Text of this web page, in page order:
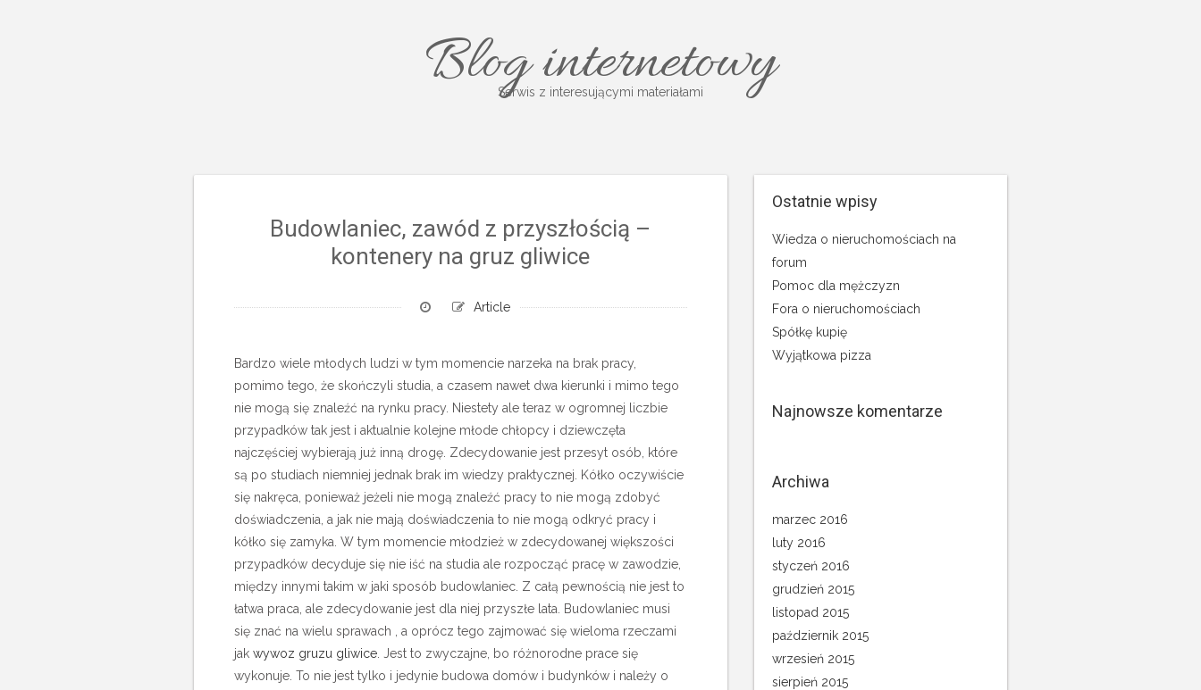
Blog internetowy
Serwis z interesującymi materiałami
Budowlaniec, zawód z przyszłością –
kontenery na gruz gliwice
Article
Bardzo wiele młodych ludzi w tym momencie narzeka na brak pracy,
pomimo tego, że skończyli studia, a czasem nawet dwa kierunki i mimo tego
nie mogą się znaleźć na rynku pracy. Niestety ale teraz w ogromnej liczbie
przypadków tak jest i aktualnie kolejne młode chłopcy i dziewczęta
najczęściej wybierają już inną drogę. Zdecydowanie jest przesyt osób, które
są po studiach niemniej jednak brak im wiedzy praktycznej. Kółko oczywiście
się nakręca, ponieważ jeżeli nie mogą znaleźć pracy to nie mogą zdobyć
doświadczenia, a jak nie mają doświadczenia to nie mogą odkryć pracy i
kółko się zamyka. W tym momencie młodzież w zdecydowanej większości
przypadków decyduje się nie iść na studia ale rozpocząć pracę w zawodzie,
między innymi takim w jaki sposób budowlaniec. Z całą pewnością nie jest to
łatwa praca, ale zdecydowanie jest dla niej przyszłe lata. Budowlaniec musi
się znać na wielu sprawach , a oprócz tego zajmować się wieloma rzeczami
jak wywoz gruzu gliwice . Jest to zwyczajne, bo różnorodne prace się
wykonuje. To nie jest tylko i jedynie budowa domów i budynków i należy o
Ostatnie wpisy
Wiedza o nieruchomościach na
forum
Pomoc dla mężczyzn
Fora o nieruchomościach
Spółkę kupię
Wyjątkowa pizza
Najnowsze komentarze
Archiwa
marzec 2016
luty 2016
styczeń 2016
grudzień 2015
listopad 2015
październik 2015
wrzesień 2015
sierpień 2015